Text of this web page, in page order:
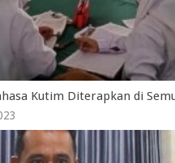
Kutim Diterapkan di